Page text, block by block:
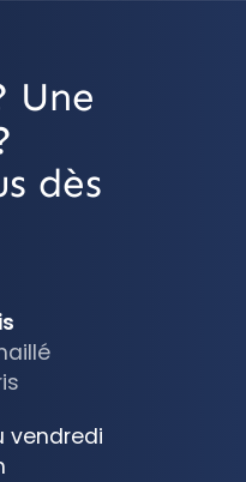
Une
dès
vendredi